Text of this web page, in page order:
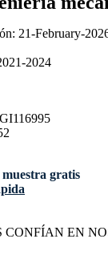
21-February-
2024
gratis
EN